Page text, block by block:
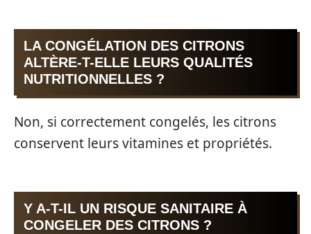
LA CONGÉLATION DES CITRONS
ALTÈRE-T-ELLE LEURS QUALITÉS
NUTRITIONNELLES ?
Non, si correctement congelés, les citrons
conservent leurs vitamines et propriétés.
Y A-T-IL UN RISQUE SANITAIRE À
CONGELER DES CITRONS ?